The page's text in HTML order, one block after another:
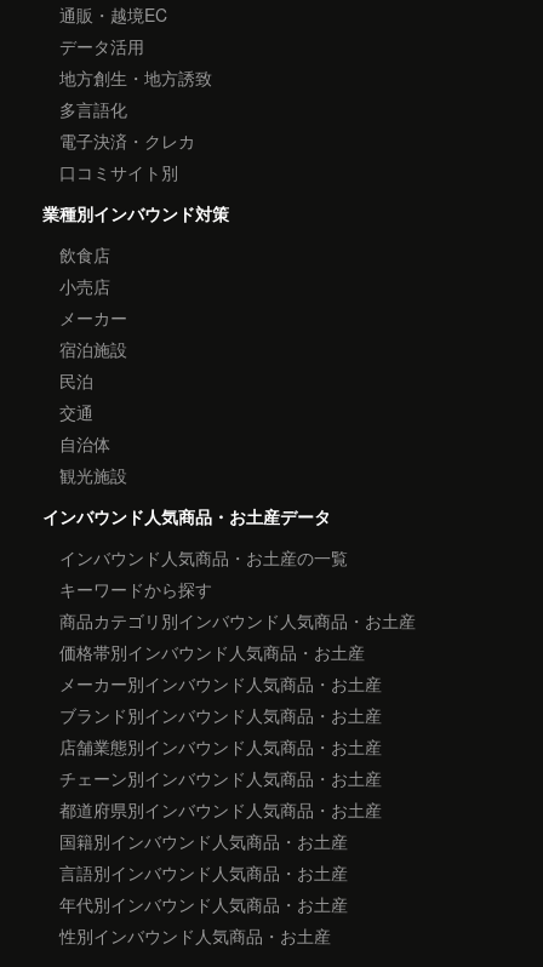
通販・越境EC
データ活用
地方創生・地方誘致
多言語化
電子決済・クレカ
口コミサイト別
業種別インバウンド対策
飲食店
小売店
メーカー
宿泊施設
民泊
交通
自治体
観光施設
インバウンド人気商品・お土産データ
インバウンド人気商品・お土産の一覧
キーワードから探す
商品カテゴリ別インバウンド人気商品・お土産
価格帯別インバウンド人気商品・お土産
メーカー別インバウンド人気商品・お土産
ブランド別インバウンド人気商品・お土産
店舗業態別インバウンド人気商品・お土産
チェーン別インバウンド人気商品・お土産
都道府県別インバウンド人気商品・お土産
国籍別インバウンド人気商品・お土産
言語別インバウンド人気商品・お土産
年代別インバウンド人気商品・お土産
性別インバウンド人気商品・お土産